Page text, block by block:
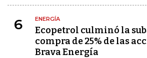
6 ENERGÍA
Ecopetrol culminó la
compra de 25% de las
Brava Energía